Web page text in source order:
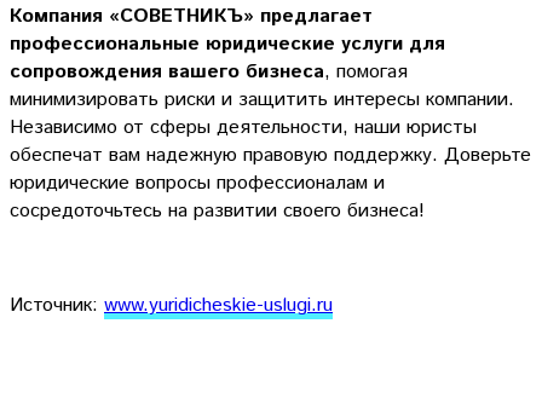
Компания «СОВЕТНИКЪ» предлагает
профессиональные юридические услуги для
сопровождения вашего бизнеса, помогая
минимизировать риски и защитить интересы компании.
Независимо от сферы деятельности, наши юристы
обеспечат вам надежную правовую поддержку. Доверьте
юридические вопросы профессионалам и
сосредоточьтесь на развитии своего бизнеса!
Источник: www.yuridicheskie-uslugi.ru